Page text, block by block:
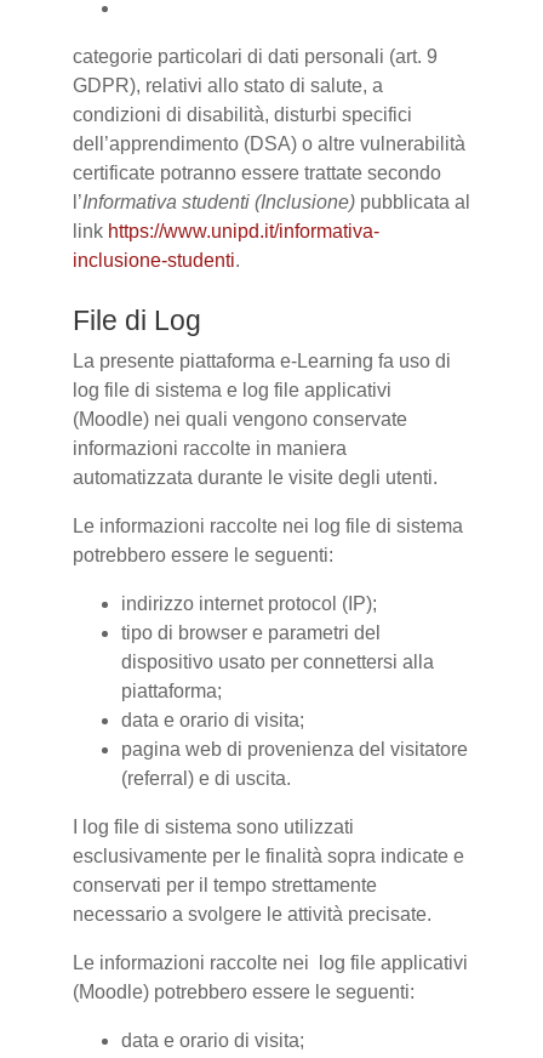
categorie particolari di dati personali (art. 9
GDPR), relativi allo stato di salute, a
condizioni di disabilità, disturbi specifici
dell’apprendimento (DSA) o altre vulnerabilità
certificate potranno essere trattate secondo
l’Informativa studenti (Inclusione) pubblicata al
link https://www.unipd.it/informativa-
inclusione-studenti.
File di Log
La presente piattaforma e-Learning fa uso di
log file di sistema e log file applicativi
(Moodle) nei quali vengono conservate
informazioni raccolte in maniera
automatizzata durante le visite degli utenti.
Le informazioni raccolte nei log file di sistema
potrebbero essere le seguenti:
indirizzo internet protocol (IP);
tipo di browser e parametri del
dispositivo usato per connettersi alla
piattaforma;
data e orario di visita;
pagina web di provenienza del visitatore
(referral) e di uscita.
I log file di sistema sono utilizzati
esclusivamente per le finalità sopra indicate e
conservati per il tempo strettamente
necessario a svolgere le attività precisate.
Le informazioni raccolte nei log file applicativi
(Moodle) potrebbero essere le seguenti:
data e orario di visita;